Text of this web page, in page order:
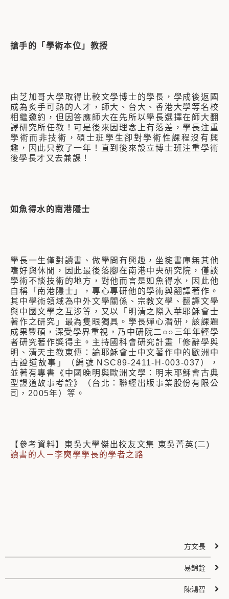
搶手的「學術本位」教授
由芝加哥大學取得比較文學博士的學長，學成後返國
成為炙手可熱的人才，師大、台大、香港大學等名校
相繼邀約，但因答應師大在先所以學長選擇在師大翻
譯研究所任教！可是後來因理念上有落差，學長注重
學術而非技術，碩士班學生卻對學術性課程沒有興
趣，因此只教了一年！直到後來設立博士班注重學術
後學長才又去兼課！
如魚得水的南港隱士
學長一生僅對讀書、做學問有興趣，坐擁書庫無其他
嗜好與休閒，因此最後落腳在南港中央研究院，僅談
學術不談技術的地方，對他而言是如魚得水，因此他
自稱「南港隱士」，專心專研他的學術與翻譯著作。
其中學術領域為中外文學關係、宗教文學、翻譯文學
與中國文學之互涉等，又以「明清之際入華耶穌會士
著作之研究」最為隻眼獨具。學長殫心潛研，該課題
成果豐碩，深受學界重視，乃中研院二○○三年年輕學
者研究著作獎得主。主持國科會研究計畫「修辭學與
明、清天主教東傳：論耶穌會士中文著作中的歐洲中
古證道故事」（編號 NSC89-2411-H-003-037），
並著有專書《中國晚明與歐洲文學：明末耶穌會古典
型證道故事考詮》（台北：聯經出版事業股份有限公
司，2005年）等。
【參考資料】東吳大學傑出校友文集 東吳菁英(二)
讀書的人－李奭學學長的學者之路
方文長
易錦銓
陳鴻智